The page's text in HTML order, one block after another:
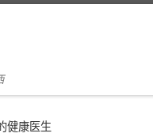
健康医生